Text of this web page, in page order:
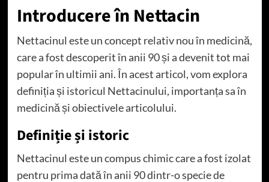
Introducere în Nettacin
Nettacinul este un concept relativ nou în medicină,
care a fost descoperit în anii 90 și a devenit tot mai
popular în ultimii ani. În acest articol, vom explora
definiția și istoricul Nettacinului, importanța sa în
medicină și obiectivele articolului.
Definiție și istoric
Nettacinul este un compus chimic care a fost izolat
pentru prima dată în anii 90 dintr-o specie de